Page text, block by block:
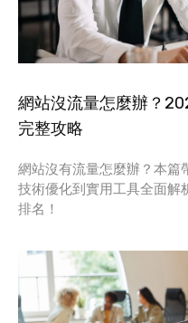
網站沒流量怎麼辦？
完整攻略
網站沒有流量怎麼辦？本篇
技術優化到實用工具全面解
排名！